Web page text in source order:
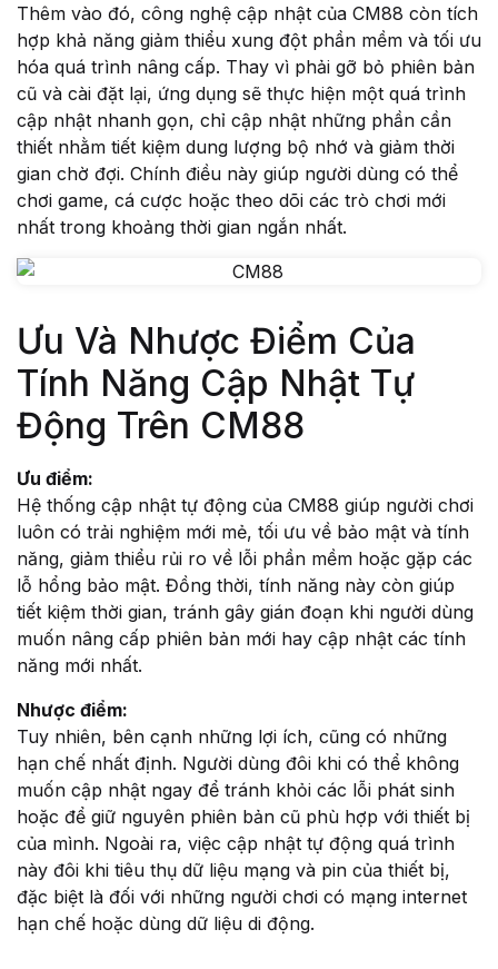
Blog v2
Blog v3
404
About Us
Auteurs
Coming Soon
Contact
FAQ
Pricing Table
Terms and Conditions
Thêm vào đó, công nghệ cập nhật của CM88 còn tích
hợp khả năng giảm thiểu xung đột phần mềm và tối ưu
hóa quá trình nâng cấp. Thay vì phải gỡ bỏ phiên bản
cũ và cài đặt lại, ứng dụng sẽ thực hiện một quá trình
cập nhật nhanh gọn, chỉ cập nhật những phần cần
thiết nhằm tiết kiệm dung lượng bộ nhớ và giảm thời
gian chờ đợi. Chính điều này giúp người dùng có thể
chơi game, cá cược hoặc theo dõi các trò chơi mới
nhất trong khoảng thời gian ngắn nhất.
Ưu Và Nhược Điểm Của
Tính Năng Cập Nhật Tự
Động Trên CM88
Ưu điểm:
Hệ thống cập nhật tự động của CM88 giúp người chơi
luôn có trải nghiệm mới mẻ, tối ưu về bảo mật và tính
năng, giảm thiểu rủi ro về lỗi phần mềm hoặc gặp các
lỗ hổng bảo mật. Đồng thời, tính năng này còn giúp
tiết kiệm thời gian, tránh gây gián đoạn khi người dùng
muốn nâng cấp phiên bản mới hay cập nhật các tính
năng mới nhất.
Nhược điểm:
Tuy nhiên, bên cạnh những lợi ích, cũng có những
hạn chế nhất định. Người dùng đôi khi có thể không
muốn cập nhật ngay để tránh khỏi các lỗi phát sinh
hoặc để giữ nguyên phiên bản cũ phù hợp với thiết bị
của mình. Ngoài ra, việc cập nhật tự động quá trình
này đôi khi tiêu thụ dữ liệu mạng và pin của thiết bị,
đặc biệt là đối với những người chơi có mạng internet
hạn chế hoặc dùng dữ liệu di động.